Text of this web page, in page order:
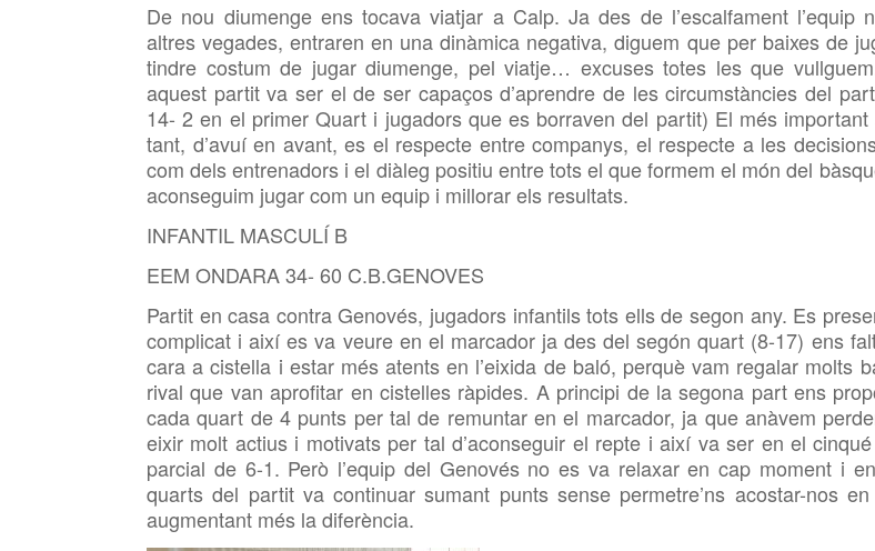
De nou diumenge ens tocava viatjar a Calp. Ja des de l’escalfament l’equip
altres vegades, entraren en una dinàmica negativa, diguem que per baixes de
tindre costum de jugar diumenge, pel viatje… excuses totes les que
aquest partit va ser el de ser capaços d’aprendre de les circumstàncies del
14- 2 en el primer Quart i jugadors que es borraven del partit) El més
tant, d’avuí en avant, es el respecte entre companys, el respecte a les
com dels entrenadors i el diàleg positiu entre tots el que formem el món del
aconseguim jugar com un equip i millorar els resultats.
INFANTIL MASCULÍ B
EEM ONDARA 34- 60 C.B.GENOVES
Partit en casa contra Genovés, jugadors infantils tots ells de segon any. Es
complicat i així es va veure en el marcador ja des del segón quart (8-17) ens
cara a cistella i estar més atents en l’eixida de baló, perquè vam regalar molts
rival que van aprofitar en cistelles ràpides. A principi de la segona part ens
cada quart de 4 punts per tal de remuntar en el marcador, ja que anàvem
eixir molt actius i motivats per tal d’aconseguir el repte i així va ser en el
parcial de 6-1. Però l’equip del Genovés no es va relaxar en cap moment i
quarts del partit va continuar sumant punts sense permetre’ns acostar-nos
augmentant més la diferència.